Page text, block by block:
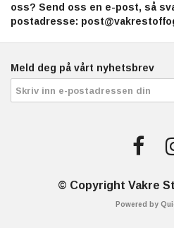
oss? Send oss en e-post, så
postadresse:
Meld deg på vårt nyhetsbrev
© Copyright Vakre
Powered by